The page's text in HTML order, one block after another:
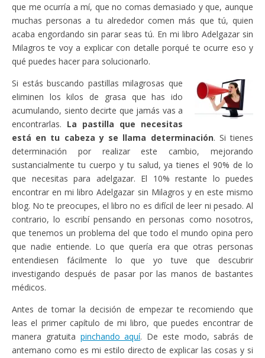
que me ocurría a mí, que no comas demasiado y que, aunque
muchas personas a tu alrededor comen más que tú, quien
acaba engordando sin parar seas tú. En mi libro Adelgazar sin
Milagros te voy a explicar con detalle porqué te ocurre eso y
qué puedes hacer para solucionarlo.
Si estás buscando pastillas milagrosas que
eliminen los kilos de grasa que has ido
acumulando, siento decirte que jamás vas a
encontrarlas. La pastilla que necesitas
está en tu cabeza y se llama determinación. Si tienes
determinación por realizar este cambio, mejorando
sustancialmente tu cuerpo y tu salud, ya tienes el 90% de lo
que necesitas para adelgazar. El 10% restante lo puedes
encontrar en mi libro Adelgazar sin Milagros y en este mismo
blog. No te preocupes, el libro no es difícil de leer ni pesado. Al
contrario, lo escribí pensando en personas como nosotros,
que tenemos un problema del que todo el mundo opina pero
que nadie entiende. Lo que quería era que otras personas
entendiesen fácilmente lo que yo tuve que descubrir
investigando después de pasar por las manos de bastantes
médicos.
Antes de tomar la decisión de empezar te recomiendo que
leas el primer capítulo de mi libro, que puedes encontrar de
manera gratuita pinchando aquí. De este modo, sabrás de
antemano como es mi estilo directo de explicar las cosas y si